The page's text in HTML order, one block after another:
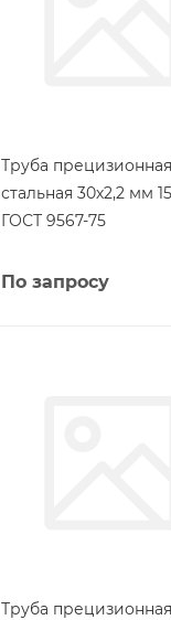
Труба прецизионная
стальная 30х2,2 мм
ГОСТ 9567-75
По запросу
Труба прецизионная